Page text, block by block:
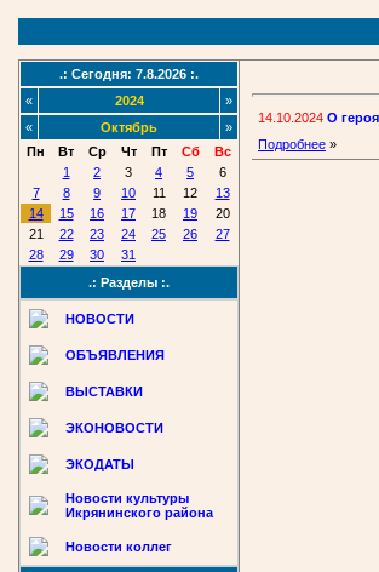
.: Сегодня: 7.8.2026 :.
«
2024
»
«
Октябрь
»
Пн
Вт Ср Чт Пт Сб
Вс
1
2 3 4 5
6
7
8 9 10 11 12
13
14
15 16 17 18 19
20
21
22 23 24 25 26
27
28
29 30
31
.: Разделы :.
НОВОСТИ
ОБЪЯВЛЕНИЯ
ВЫСТАВКИ
ЭКОНОВОСТИ
ЭКОДАТЫ
Новости культуры
Икрянинского района
Новости коллег
14.10.2024 О
Подробнее »